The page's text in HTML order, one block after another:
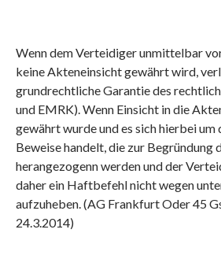
Wenn dem Verteidiger unmittelbar
keine Akteneinsicht gewährt wird,
grundrechtliche Garantie des
und EMRK). Wenn Einsicht in die
gewährt wurde und es sich hierbei um
Beweise handelt, die zur Begründung
herangezogenn werden und der
daher ein Haftbefehl nicht wegen
aufzuheben. (AG Frankfurt Oder 45
24.3.2014)